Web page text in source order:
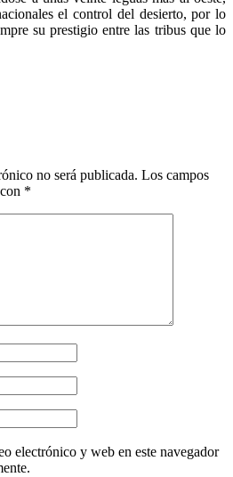
el control del desierto, por lo
su prestigio entre las tribus que lo
no será publicada. Los campos
*
electrónico y web en este navegador